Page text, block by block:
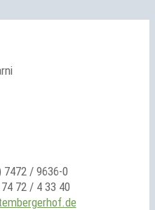
7472 / 9636-0
72 / 4 33 40